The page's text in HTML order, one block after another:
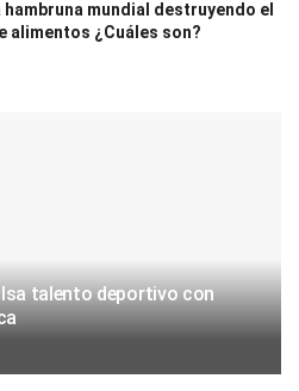
mundial destruyendo el
alimentos ¿Cuáles son?
talento deportivo con